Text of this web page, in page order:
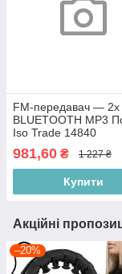
FM-передавач — 2x
BLUETOOTH MP3
Iso Trade 14840
981,60 ₴ 1 227 ₴
Купити
Акційні
–20%